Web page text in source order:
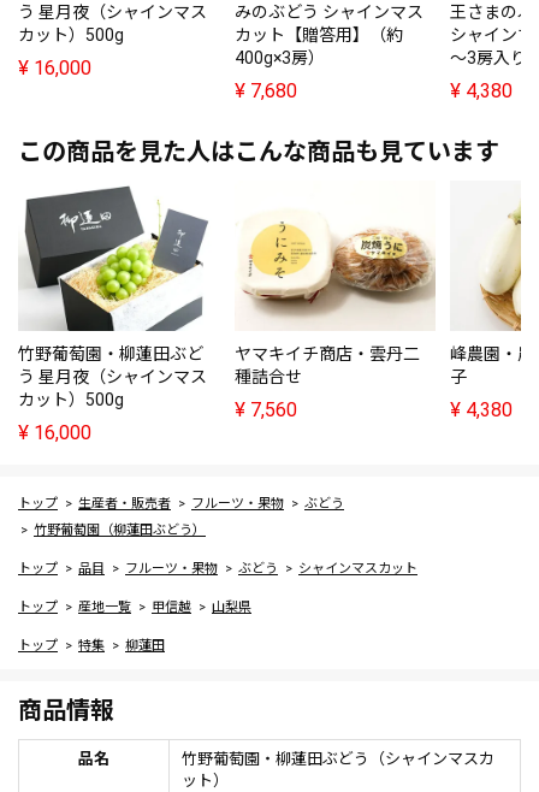
う 星月夜（シャインマス
カット）500g
¥ 16,000
みのぶどう シャインマス
カット【贈答用】（約
400g×3房）
¥ 7,680
王さまの
シャイン
～3房入り
¥ 4,380
この商品を見た人はこんな商品も見ています
竹野葡萄園・柳蓮田ぶど
う 星月夜（シャインマス
カット）500g
¥ 16,000
ヤマキイチ商店・雲丹二
種詰合せ
¥ 7,560
峰農園・農
子
¥ 4,380
トップ 生産者・販売者 フルーツ・果物
ぶどう
竹野葡萄園（柳蓮田ぶどう）
トップ 品目 フルーツ・果物 ぶどう シャインマスカット
トップ 産地一覧 甲信越 山梨県
トップ 特集 柳蓮田
商品情報
品名
竹野葡萄園・柳蓮田ぶどう（シャインマスカ
ット）